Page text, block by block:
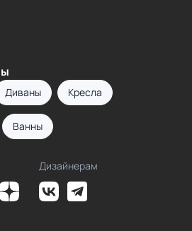
Диваны Кресла
Ванны
Дизайнерам